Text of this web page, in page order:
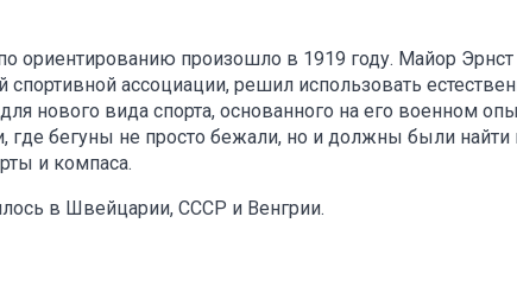
ориентированию произошло в 1919 году. Майор Эрнст
ассоциации, решил использовать
нового вида спорта, основанного на его военном
где бегуны не просто бежали, но и должны были найти
и компаса.
в Швейцарии, СССР и Венгрии.